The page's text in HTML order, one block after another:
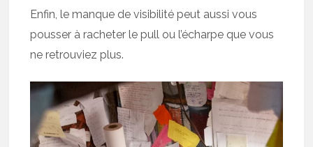
Enfin, le manque de visibilité peut aussi vous
pousser à racheter le pull ou l’écharpe que vous
ne retrouviez plus.